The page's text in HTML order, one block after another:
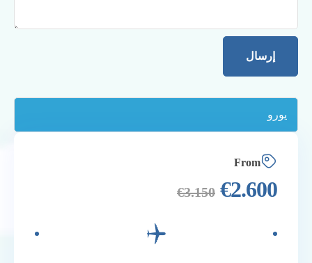
From
€2.600
€3.150